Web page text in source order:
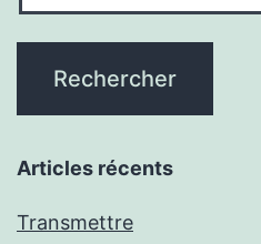
Articles récents
Transmettre